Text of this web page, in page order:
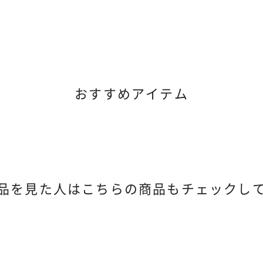
おすすめアイテム
を見た人は こちらの商品もチェックし